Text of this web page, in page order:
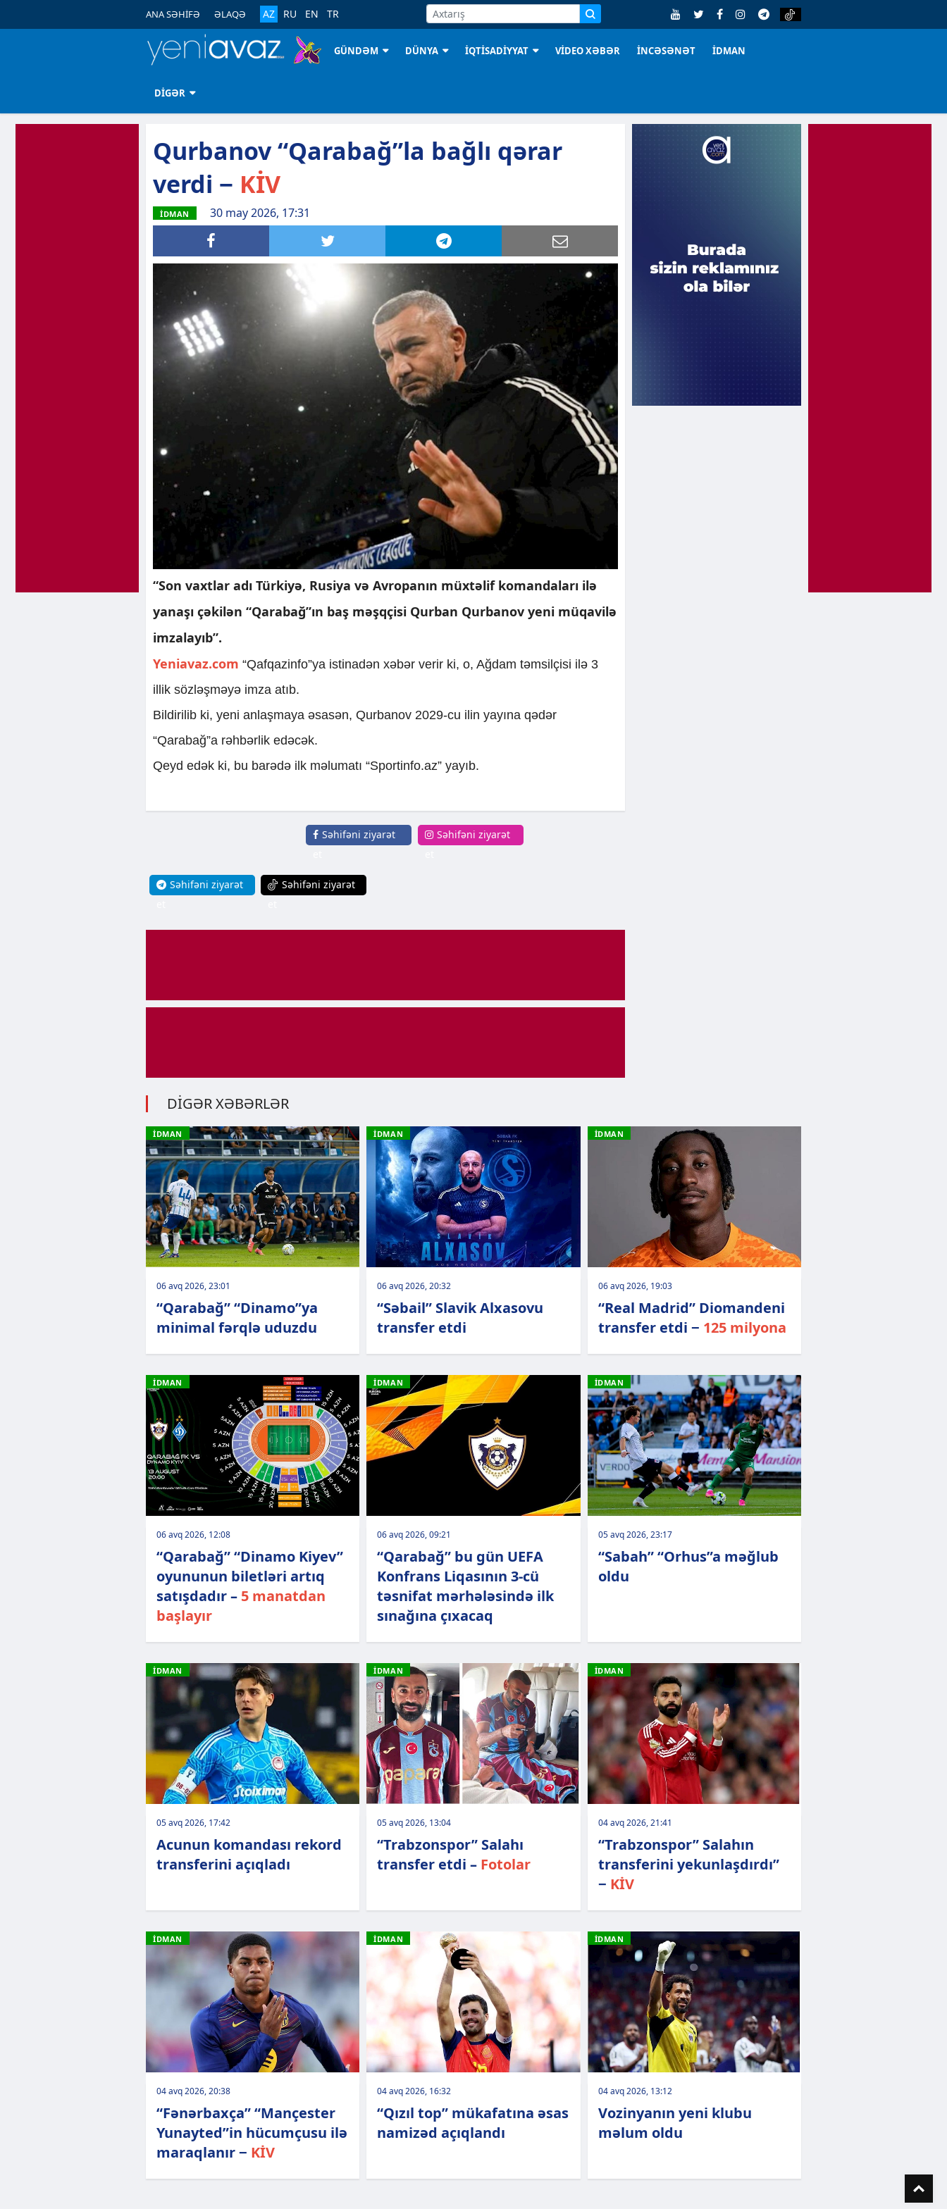
ANA SƏHİFƏ ƏLAQƏ AZ RU EN TR
GÜNDƏM DÜNYA İQTİSADİYYAT VİDEO XƏBƏR İNCƏSƏNƏT İDMAN
DİGƏR
Qurbanov “Qarabağ”la bağlı qərar
verdi − KİV
İDMAN 30 may 2026, 17:31
“Son vaxtlar adı Türkiyə, Rusiya və Avropanın müxtəlif komandaları ilə
yanaşı çəkilən “Qarabağ”ın baş məşqçisi Qurban Qurbanov yeni müqavilə
imzalayıb”.
Yeniavaz.com “Qafqazinfo”ya istinadən xəbər verir ki, o, Ağdam təmsilçisi ilə 3
illik sözləşməyə imza atıb.
Bildirilib ki, yeni anlaşmaya əsasən, Qurbanov 2029-cu ilin yayına qədər
“Qarabağ”a rəhbərlik edəcək.
Qeyd edək ki, bu barədə ilk məlumatı “Sportinfo.az” yayıb.
Səhifəni ziyarət
Səhifəni ziyarət
Səhifəni ziyarət
Səhifəni ziyarət
DİGƏR XƏBƏRLƏR
İDMAN
06 avq 2026, 23:01
“Qarabağ” “Dinamo”ya
minimal fərqlə uduzdu
İDMAN
06 avq 2026, 20:32
“Səbail” Slavik Alxasovu
transfer etdi
İDMAN
06 avq 2026, 19:03
“Real Madrid” Diomandeni
transfer etdi − 125 milyona
İDMAN
06 avq 2026, 12:08
“Qarabağ” “Dinamo Kiyev”
oyununun biletləri artıq
satışdadır – 5 manatdan
başlayır
İDMAN
06 avq 2026, 09:21
“Qarabağ” bu gün UEFA
Konfrans Liqasının 3-cü
təsnifat mərhələsində ilk
sınağına çıxacaq
İDMAN
05 avq 2026, 23:17
“Sabah” “Orhus”a məğlub
oldu
İDMAN
05 avq 2026, 17:42
Acunun komandası rekord
transferini açıqladı
İDMAN
05 avq 2026, 13:04
“Trabzonspor” Salahı
transfer etdi – Fotolar
İDMAN
04 avq 2026, 21:41
“Trabzonspor” Salahın
transferini yekunlaşdırdı”
− KİV
İDMAN
04 avq 2026, 20:38
“Fənərbaxça” “Mançester
Yunayted”in hücumçusu ilə
maraqlanır − KİV
İDMAN
04 avq 2026, 16:32
“Qızıl top” mükafatına əsas
namizəd açıqlandı
İDMAN
04 avq 2026, 13:12
Vozinyanın yeni klubu
məlum oldu